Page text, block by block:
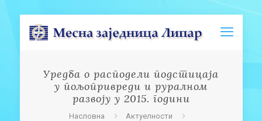
Уредба о расподели подстицаја
у пољопривреди и руралном
развоју у 2015. години
Насловна
Актуелности